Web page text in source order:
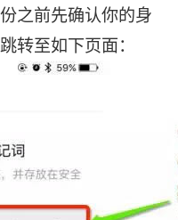
之前先确认你的身
转至如下页面：